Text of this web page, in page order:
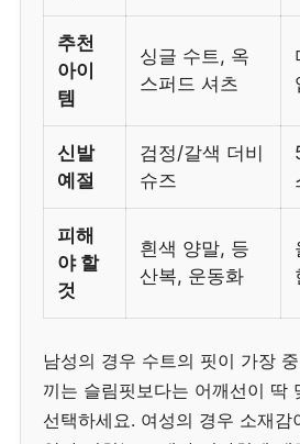
추천
아이
템
싱글 수트, 옥
스퍼드 셔츠
신발
예절
검정/갈색 더비
슈즈
피해
야 할
것
흰색 양말, 등
산복, 운동화
남성의 경우 수트의 핏이 가장
끼는 슬림핏보다는 어깨선이 딱
선택하세요. 여성의 경우 소재감